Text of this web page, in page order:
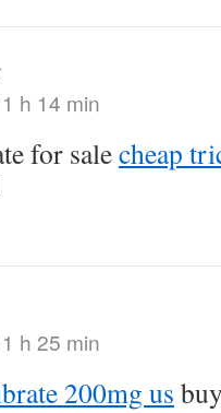
h 14 min
for salecheap
h 25 min
200mg us